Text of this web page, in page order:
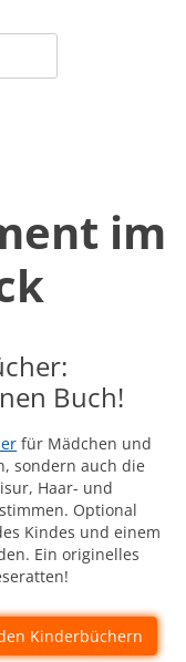
im
Buch!
für Mädchen und
sondern auch die
Haar- und
Optional
Kindes und einem
Ein originelles
Kinderbüchern